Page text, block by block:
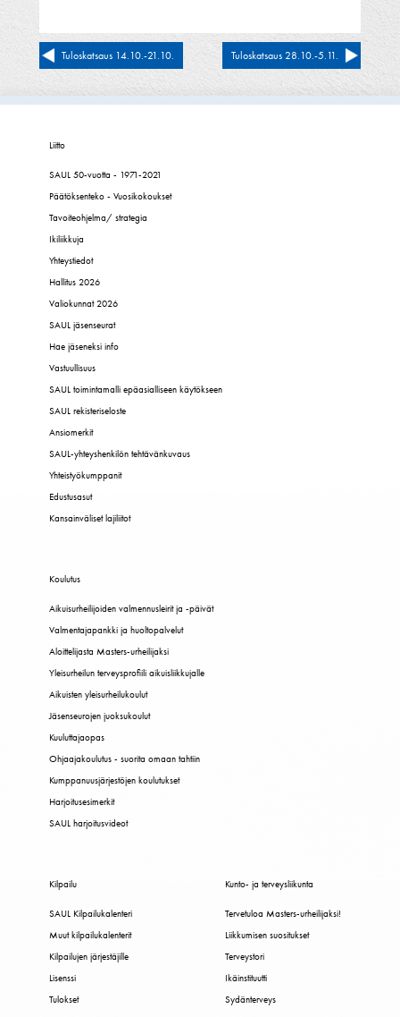
Artikkelien
selaus
Tuloskatsaus 14.10.-21.10. Tuloskatsaus 28.10.-5.11.
Liitto
SAUL 50-vuotta - 1971-2021
Päätöksenteko - Vuosikokoukset
Tavoiteohjelma/ strategia
Ikiliikkuja
Yhteystiedot
Hallitus 2026
Valiokunnat 2026
SAUL jäsenseurat
Hae jäseneksi info
Vastuullisuus
SAUL toimintamalli epäasialliseen käytökseen
SAUL rekisteriseloste
Ansiomerkit
SAUL-yhteyshenkilön tehtävänkuvaus
Yhteistyökumppanit
Edustusasut
Kansainväliset lajiliitot
Koulutus
Aikuisurheilijoiden valmennusleirit ja -päivät
Valmentajapankki ja huoltopalvelut
Aloittelijasta Masters-urheilijaksi
Yleisurheilun terveysprofiili aikuisliikkujalle
Aikuisten yleisurheilukoulut
Jäsenseurojen juoksukoulut
Kuuluttajaopas
Ohjaajakoulutus - suorita omaan tahtiin
Kumppanuusjärjestöjen koulutukset
Harjoitusesimerkit
SAUL harjoitusvideot
Kilpailu
SAUL Kilpailukalenteri
Muut kilpailukalenterit
Kilpailujen järjestäjille
Lisenssi
Tulokset
Kunto- ja terveysliikunta
Tervetuloa Masters-urheilijaksi!
Liikkumisen suositukset
Terveystori
Ikäinstituutti
Sydänterveys